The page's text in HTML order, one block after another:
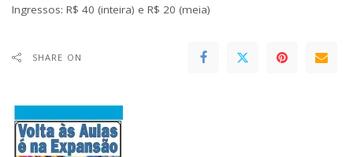
Ingressos: R$ 40 (inteira) e R$ 20 (meia)
SHARE ON